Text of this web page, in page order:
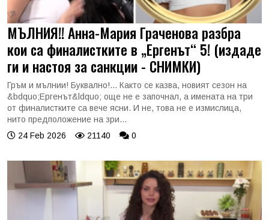
МЪЛНИЯ!! Анна-Мария Граченова разбра
кои са финалистките в „Ергенът“ 5! (издаде
ги и настоя за санкции - СНИМКИ)
Гръм и мълнии! Буквално!... Както се казва, новият сезон на
&bdquo;Ергенът&ldquo; още не е започнал, а имената на три
от финалистките са вече ясни. И не, това не е измислица,
нито предположение на зри...
24 Feb 2026
21140 0